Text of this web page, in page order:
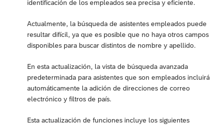
identificación de los empleados sea precisa y eficiente.
Actualmente, la búsqueda de asistentes empleados puede
resultar difícil, ya que es posible que no haya otros campos
disponibles para buscar distintos de nombre y apellido.
En esta actualización, la vista de búsqueda avanzada
predeterminada para asistentes que son empleados incluirá
automáticamente la adición de direcciones de correo
electrónico y filtros de país.
Esta actualización de funciones incluye los siguientes